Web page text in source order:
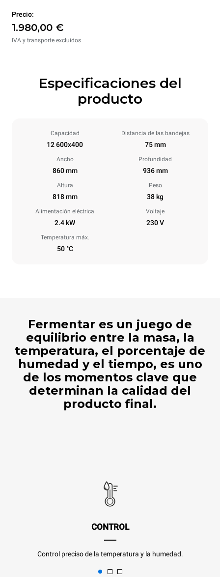
Precio:
1.980,00 €
IVA y transporte excluidos
Especificaciones del
producto
Capacidad
12 600x400
Distancia de las bandejas
75 mm
Ancho
860 mm
Profundidad
936 mm
Altura
818 mm
Peso
38 kg
Alimentación eléctrica
2.4 kW
Voltaje
230 V
Temperatura máx.
50 °C
Fermentar es un juego de
equilibrio entre la masa, la
temperatura, el porcentaje de
humedad y el tiempo, es uno
de los momentos clave que
determinan la calidad del
producto final.
CONTROL
Control preciso de la temperatura y la humedad.